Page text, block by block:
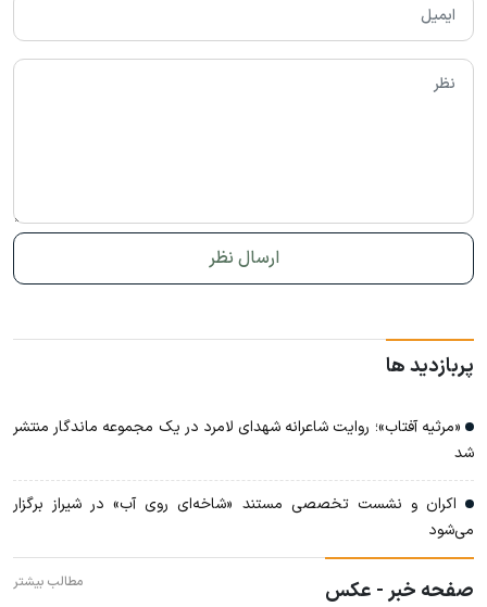
پربازدید ها
«مرثیه آفتاب»؛ روایت شاعرانه شهدای لامرد در یک مجموعه ماندگار منتشر
شد
اکران و نشست تخصصی مستند «شاخه‌ای روی آب» در شیراز برگزار
می‌شود
صفحه خبر - عکس مطالب بیشتر